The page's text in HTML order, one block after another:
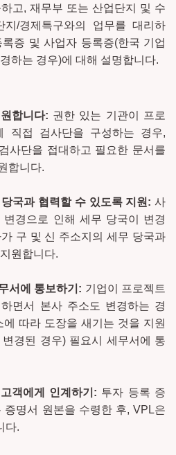
고, 재무부 또는 산업단지 및 수
지/경제특구와의 업무를 대리하
증 및 사업자 등록증(한국 기업
하는 경우)에 대해 설명합니다.
합니다: 권한 있는 기관이 프로
직접 검사단을 구성하는 경우,
사단을 접대하고 필요한 문서를
합니다.
국과 협력할 수 있도록 지원: 사
경으로 인해 세무 당국이 변경
구 및 신 주소지의 세무 당국과
원합니다.
서에 통보하기: 기업이 프로젝트
면서 본사 주소도 변경하는 경
에 따라 도장을 새기는 것을 지원
경된 경우) 필요시 세무서에 통
객에게 인계하기: 투자 등록 증
증명서 원본을 수령한 후, VPL은
다.